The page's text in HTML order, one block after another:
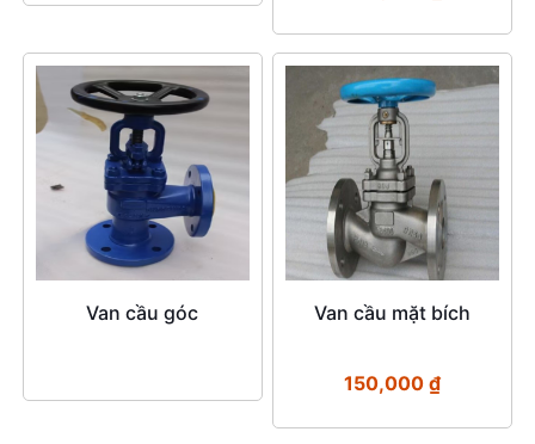
Van cầu góc Van cầu mặt bích
150,000₫